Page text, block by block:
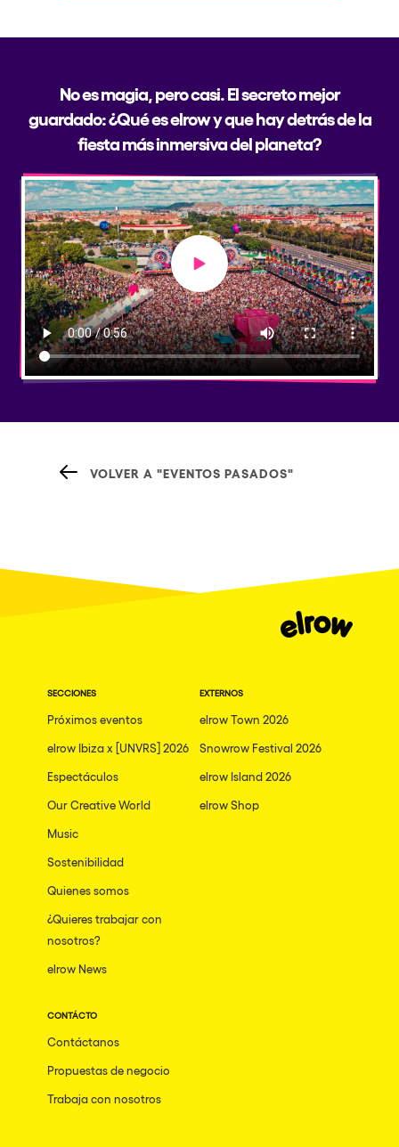
No es magia, pero casi. El secreto mejor
guardado: ¿Qué es elrow y que hay detrás de la
fiesta más inmersiva del planeta?
Play video
VOLVER A "EVENTOS PASADOS"
SECCIONES
Próximos eventos
elrow Ibiza x [UNVRS] 2026
Espectáculos
Our Creative World
Music
Sostenibilidad
Quienes somos
¿Quieres trabajar con
nosotros?
elrow News
EXTERNOS
elrow Town 2026
Snowrow Festival 2026
elrow Island 2026
elrow Shop
CONTÁCTO
Contáctanos
Propuestas de negocio
Trabaja con nosotros